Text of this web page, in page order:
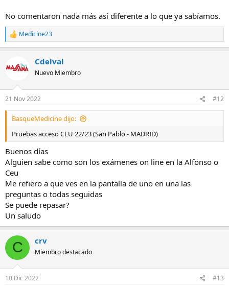
No comentaron nada más así diferente a lo que ya sabíamos.
R
e
c
e
s
Medicine23
Cdelval
Nuevo Miembro
21 Nov 2022 #12
BasqueMedicine dijo:
Pruebas acceso CEU 22/23 (San Pablo - MADRID)
Buenos días
Alguien sabe como son los exámenes on line en la Alfonso o
Ceu
Me refiero a que ves en la pantalla de uno en una las
preguntas o todas seguidas
Se puede repasar?
Un saludo
C crv
Miembro destacado
10 Dic 2022 #13